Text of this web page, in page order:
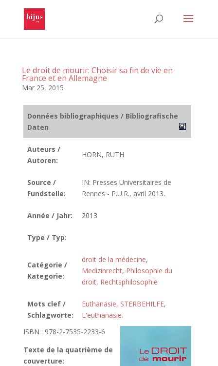
Le droit de mourir: Choisir sa fin de vie en
France et en Allemagne
Mar 25, 2015
Données bibliographiques / Bibliografische
Daten
Auteurs /
Autoren:
HORN, RUTH
Source /
Fundstelle:
IN: Presses Universitaires de
Rennes - P.U.R., avril 2013.
Année / Jahr: 2013
Type / Typ:
Catégorie /
Kategorie:
droit de la médecine,
Medizinrecht, Philosophie du
droit, Rechtsphilosophie
Mots clef /
Schlagworte:
Euthanasie, STERBEHILFE,
L'euthanasie.
ISBN : 978-2-7535-2233-6
Texte de la quatrième de
couverture: